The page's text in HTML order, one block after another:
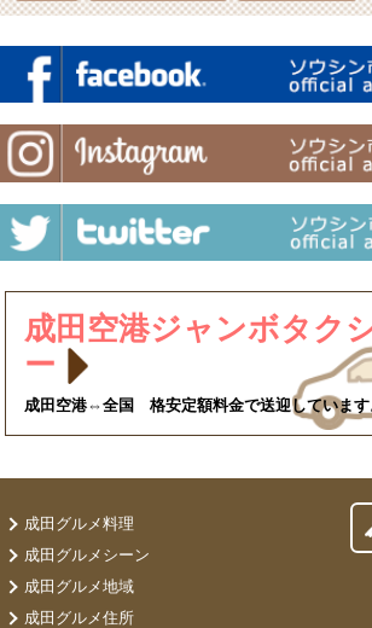
成田空港ジャンボタク
ー
成田空港⇔全国 格安定額料金で送迎しています
成田グルメ料理
成田グルメシーン
成田グルメ地域
成田グルメ住所